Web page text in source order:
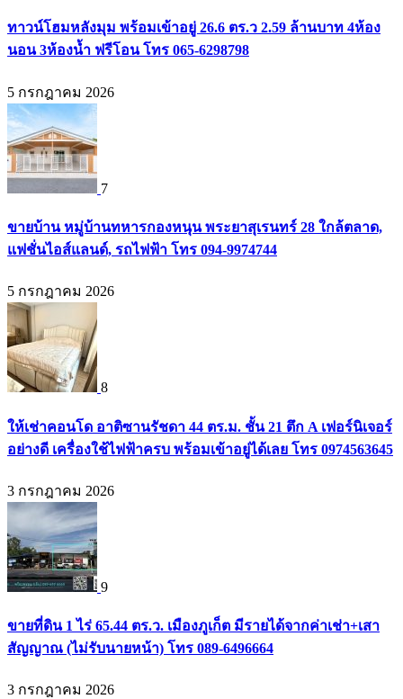
ทาวน์โฮมหลังมุม พร้อมเข้าอยู่ 26.6 ตร.ว 2.59 ล้านบาท 4ห้อง
นอน 3ห้องน้ำ ฟรีโอน โทร 065-6298798
5 กรกฎาคม 2026
7
ขายบ้าน หมู่บ้านทหารกองหนุน พระยาสุเรนทร์ 28 ใกล้ตลาด,
แฟชั่นไอส์แลนด์, รถไฟฟ้า โทร 094-9974744
5 กรกฎาคม 2026
8
ให้เช่าคอนโด อาติซานรัชดา 44 ตร.ม. ชั้น 21 ตึก A เฟอร์นิเจอร์
อย่างดี เครื่องใช้ไฟฟ้าครบ พร้อมเข้าอยู่ได้เลย โทร 0974563645
3 กรกฎาคม 2026
9
ขายที่ดิน 1 ไร่ 65.44 ตร.ว. เมืองภูเก็ต มีรายได้จากค่าเช่า+เสา
สัญญาณ (ไม่รับนายหน้า) โทร 089-6496664
3 กรกฎาคม 2026